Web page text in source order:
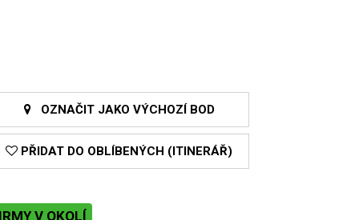
OZNAČIT JAKO VÝCHOZÍ BOD
PŘIDAT DO OBLÍBENÝCH (ITINERÁŘ)
V OKOLÍ